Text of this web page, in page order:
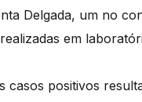
Delgada, um no
em
casos positivos